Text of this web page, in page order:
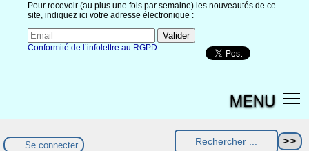
Pour recevoir (au plus une fois par semaine) les nouveautés de ce
site, indiquez ici votre adresse électronique :
Conformité de l’infolettre au RGPD
MENU
Se connecter